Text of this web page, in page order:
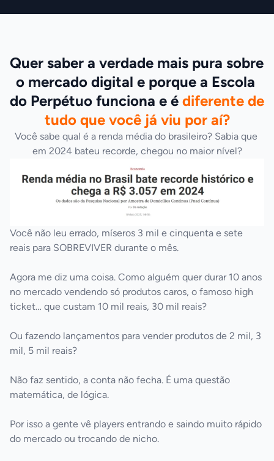
Quer saber a verdade mais pura sobre
o mercado digital e porque a Escola
do Perpétuo funciona e é diferente de
tudo que você já viu por aí?
Você sabe qual é a renda média do brasileiro? Sabia que
em 2024 bateu recorde, chegou no maior nível?
Você não leu errado, míseros 3 mil e cinquenta e sete
reais para SOBREVIVER durante o mês.
Agora me diz uma coisa. Como alguém quer durar 10 anos
no mercado vendendo só produtos caros, o famoso high
ticket… que custam 10 mil reais, 30 mil reais?
Ou fazendo lançamentos para vender produtos de 2 mil, 3
mil, 5 mil reais?
Não faz sentido, a conta não fecha. É uma questão
matemática, de lógica.
Por isso a gente vê players entrando e saindo muito rápido
do mercado ou trocando de nicho.